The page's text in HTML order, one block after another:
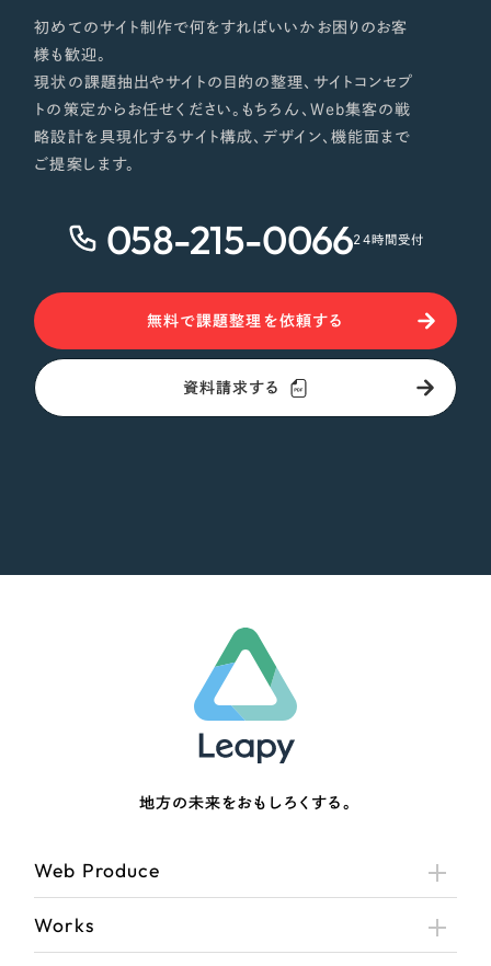
初めてのサイト制作で何をすればいいかお困りのお客
様も歓迎。
現状の課題抽出やサイトの目的の整理、サイトコンセプ
トの策定からお任せください。もちろん、Web集客の戦
略設計を具現化するサイト構成、デザイン、機能面まで
ご提案します。
058-215-006624時間受付
無料で課題整理を依頼する
資料請求する
地方の未来をおもしろくする。
Web Produce
Works